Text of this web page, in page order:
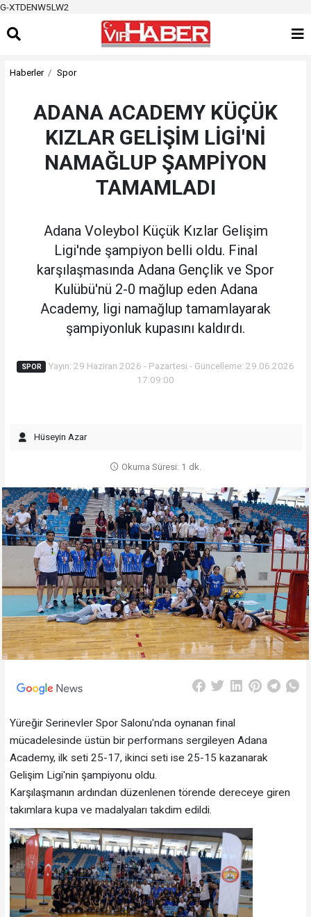
G-XTDENW5LW2
Haberler Spor
ADANA ACADEMY KÜÇÜK
KIZLAR GELİŞİM LİGİ'Nİ
NAMAĞLUP ŞAMPİYON
TAMAMLADI
Adana Voleybol Küçük Kızlar Gelişim
Ligi'nde şampiyon belli oldu. Final
karşılaşmasında Adana Gençlik ve Spor
Kulübü'nü 2-0 mağlup eden Adana
Academy, ligi namağlup tamamlayarak
şampiyonluk kupasını kaldırdı.
SPOR
Yayın: 29 Haziran 2026 - Pazartesi - Güncelleme: 29.06.2026
17:09:00
Hüseyin Azar
Okuma Süresi: 1 dk.
Yüreğir Serinevler Spor Salonu'nda oynanan final
mücadelesinde üstün bir performans sergileyen Adana
Academy, ilk seti 25-17, ikinci seti ise 25-15 kazanarak
Gelişim Ligi'nin şampiyonu oldu.
Karşılaşmanın ardından düzenlenen törende dereceye giren
takımlara kupa ve madalyaları takdim edildi.